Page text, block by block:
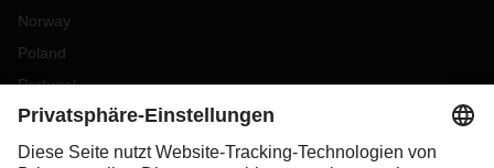
Norway
Poland
Portugal
Romania
Slovakia